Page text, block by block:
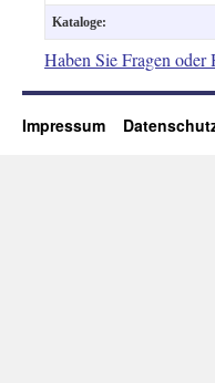
Kataloge:
Haben Sie Fragen oder
Impressum